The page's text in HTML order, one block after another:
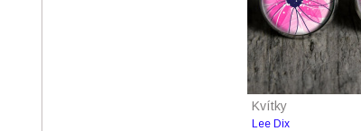
Kvítky
Lee Dix